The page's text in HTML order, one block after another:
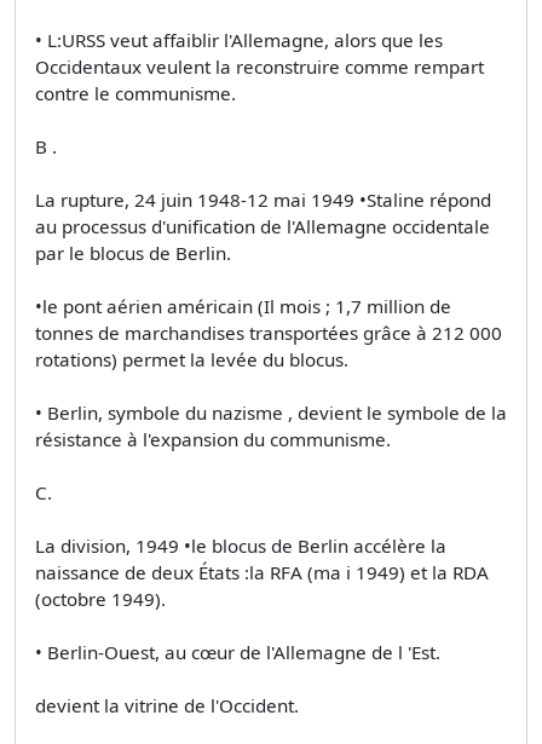
• L:URSS veut affaiblir l'Allemagne, alors que les
Occidentaux veulent la reconstruire comme rempart
contre le communisme.
B .
La rupture, 24 juin 1948-12 mai 1949 •Staline répond
au processus d'unification de l'Allemagne occidentale
par le blocus de Berlin.
•le pont aérien américain (Il mois ; 1,7 million de
tonnes de marchandises transportées grâce à 212 000
rotations) permet la levée du blocus.
• Berlin, symbole du nazisme , devient le symbole de la
résistance à l'expansion du communisme.
C.
La division, 1949 •le blocus de Berlin accélère la
naissance de deux États :la RFA (ma i 1949) et la RDA
(octobre 1949).
• Berlin-Ouest, au cœur de l'Allemagne de l 'Est.
devient la vitrine de l'Occident.